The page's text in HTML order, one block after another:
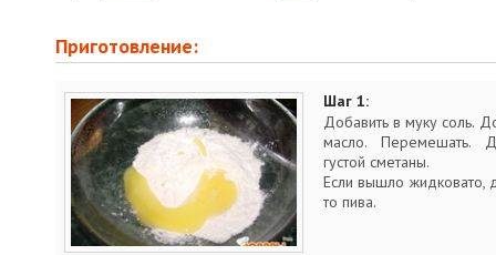
Приготовление:
Шаг 1:
Добавить в муку соль.
масло. Перемешать.
густой сметаны.
Если вышло жидковато,
то пива.